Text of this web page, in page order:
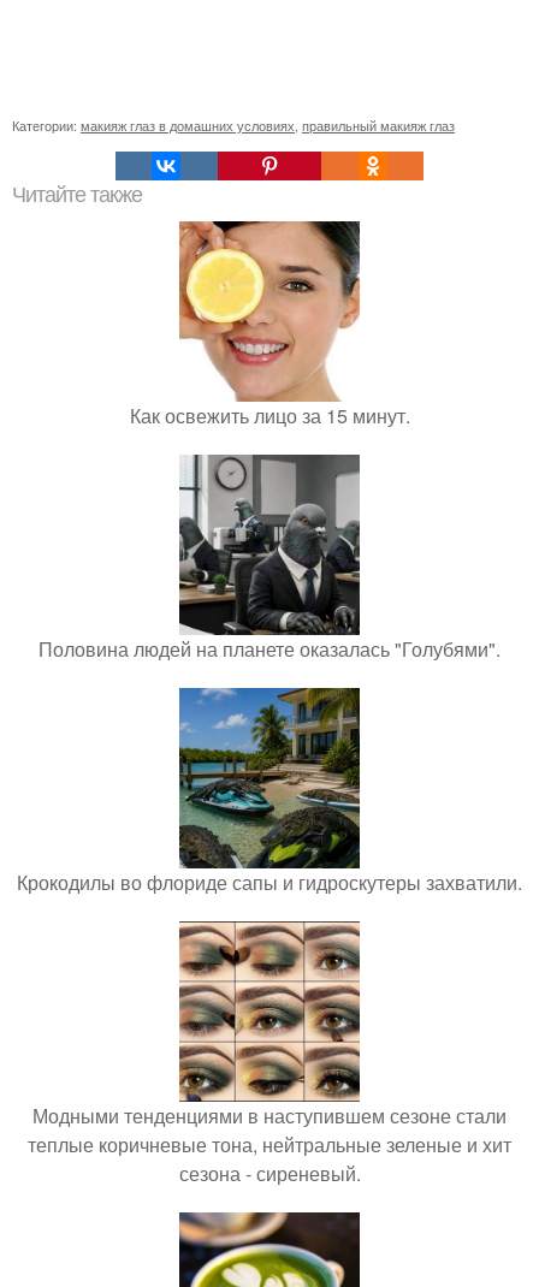
Категории: макияж глаз в домашних условиях правильный макияж глаз
Читайте также
Как освежить лицо за 15 минут.
Половина людей на планете оказалась "Голубями".
Крокодилы во флориде сапы и гидроскутеры захватили.
Модными тенденциями в наступившем сезоне стали
теплые коричневые тона, нейтральные зеленые и хит
сезона - сиреневый.